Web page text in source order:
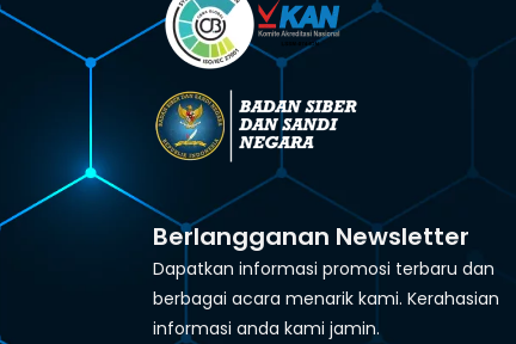
Berlangganan Newsletter
Dapatkan informasi promosi terbaru dan
berbagai acara menarik kami. Kerahasian
informasi anda kami jamin.